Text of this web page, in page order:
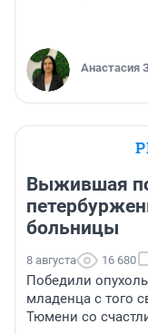
Анастасия
Выжившая
больницы
8 августа 16 680
Победили
младенца с того
Тюмени со